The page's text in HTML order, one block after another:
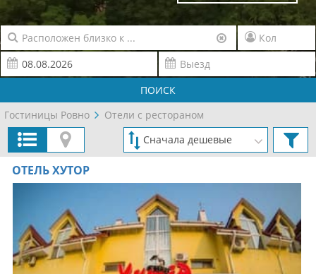
ПОИСК
Гостиницы Ровно
Отели с рестораном
ОТЕЛЬ ХУТОР